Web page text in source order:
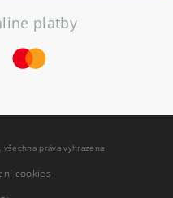
platby
, všechna práva vyhrazena
cookies